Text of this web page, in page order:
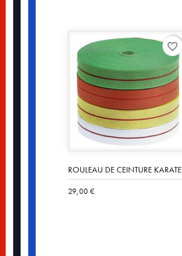
ROULEAU DE CEINTURE KARATE
29,00 €
favorite_border